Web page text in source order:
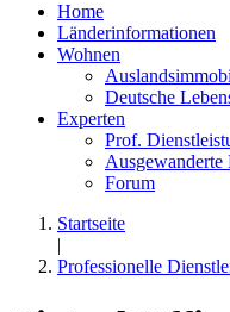
Home
Länderinformationen
Wohnen
Deutsche
Experten
Prof.
Ausgewanderte
Forum
Startseite
|
Professionelle